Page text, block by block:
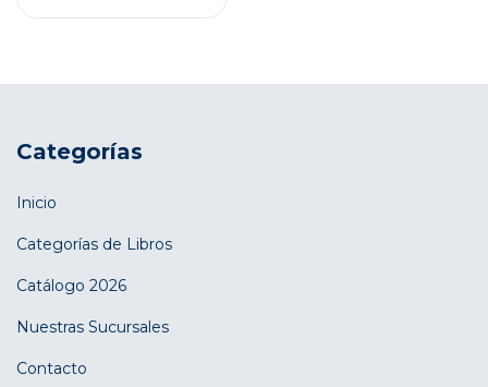
Categorías
Inicio
Categorías de Libros
Catálogo 2026
Nuestras Sucursales
Contacto